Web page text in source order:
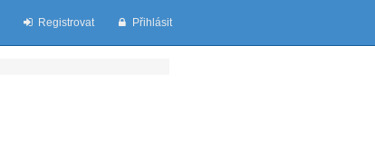
Registrovat Přihlásit